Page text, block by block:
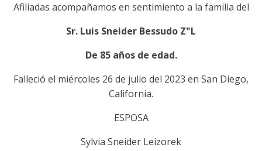
Afiliadas acompañamos en sentimiento a la familia del
Sr. Luis Sneider Bessudo Z"L
De 85 años de edad.
Falleció el miércoles 26 de julio del 2023 en San Diego,
California.
ESPOSA
Sylvia Sneider Leizorek